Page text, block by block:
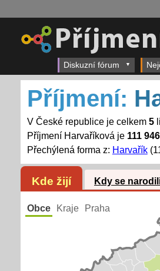
Diskuzní fórum
Příjmení:
V České republice je celkem 5
Příjmení Harvaříková je 111
Přechýlená forma z: Harvařík
Kde žijí Kdy se
Obce Kraje Praha